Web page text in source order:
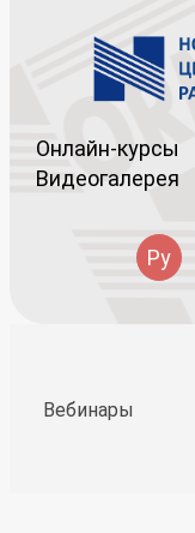
Онлайн-курсы
Видеогалерея
Ру
Вебинары